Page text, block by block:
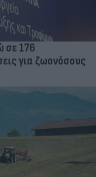
σε 176
για ζωονόσους